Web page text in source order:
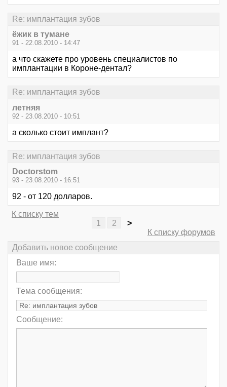
Re: имплантация зубов
ёжик в тумане
91 - 22.08.2010 - 14:47
а что скажете про уровень специалистов по
имплантации в Короне-дентал?
Re: имплантация зубов
летняя
92 - 23.08.2010 - 10:51
а сколько стоит имплант?
Re: имплантация зубов
Doctorstom
93 - 23.08.2010 - 16:51
92 - от 120 долларов.
К списку тем
1
2
>
К списку форумов
Добавить новое сообщение
Ваше имя:
Тема сообщения:
Сообщение: